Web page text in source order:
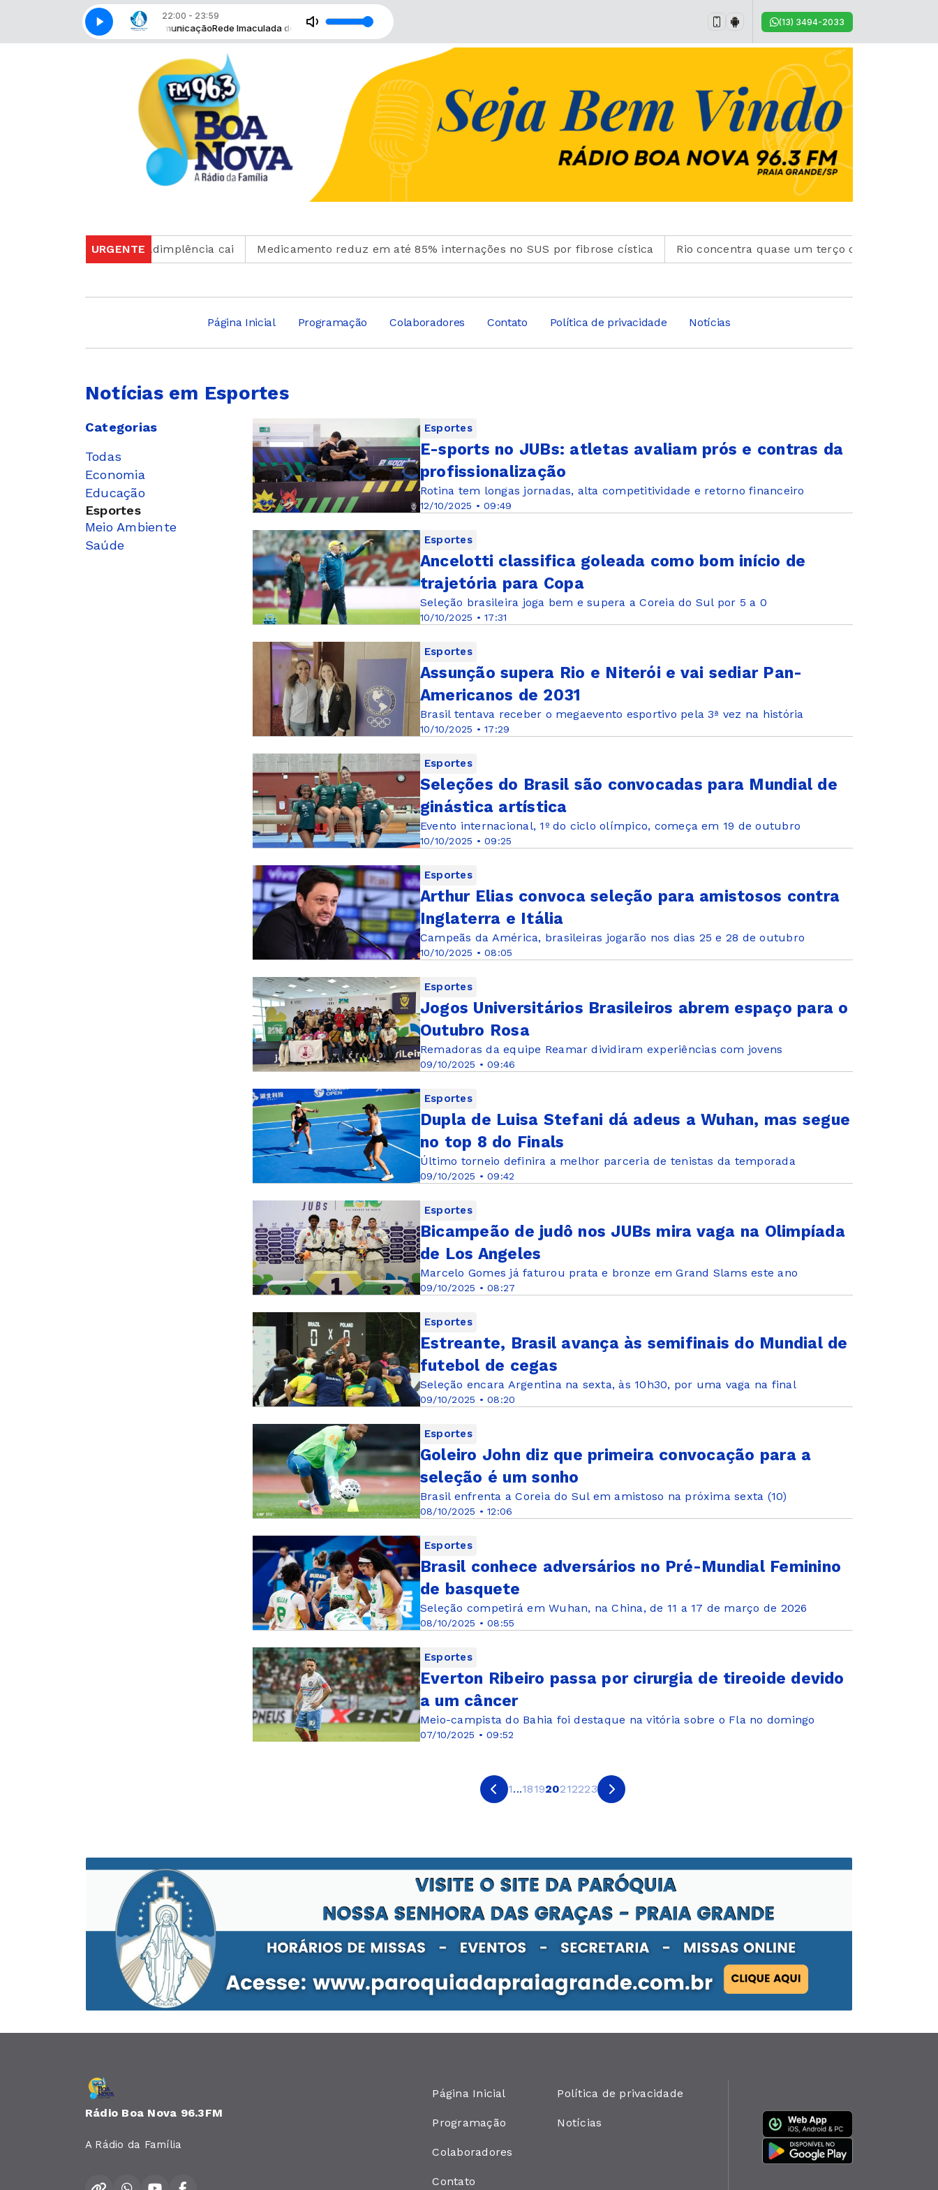
22:00 - 23:59
Rede Imaculada de Comunicação Rede Imaculada de Comunicação - Retransmissão com Rede Imaculada de Comunicação
(13) 3494-2033
URGENTE
para 82%, mas inadimplência cai Medicamento reduz em até 85% internações no SUS por fibrose cística Rio concentra quase um terço de casos de exercício
Página Inicial Programação Colaboradores Contato Política de privacidade Notícias
Notícias em Esportes
Categorias
Todas
Economia
Educação
Esportes
Meio Ambiente
Saúde
Esportes
12/10/2025 • 09:49
E-sports no JUBs: atletas avaliam prós e contras da
profissionalização
Rotina tem longas jornadas, alta competitividade e retorno financeiro
Esportes
10/10/2025 • 17:31
Ancelotti classifica goleada como bom início de
trajetória para Copa
Seleção brasileira joga bem e supera a Coreia do Sul por 5 a 0
Esportes
10/10/2025 • 17:29
Assunção supera Rio e Niterói e vai sediar Pan-
Americanos de 2031
Brasil tentava receber o megaevento esportivo pela 3ª vez na história
Esportes
10/10/2025 • 09:25
Seleções do Brasil são convocadas para Mundial de
ginástica artística
Evento internacional, 1º do ciclo olímpico, começa em 19 de outubro
Esportes
10/10/2025 • 08:05
Arthur Elias convoca seleção para amistosos contra
Inglaterra e Itália
Campeãs da América, brasileiras jogarão nos dias 25 e 28 de outubro
Esportes
09/10/2025 • 09:46
Jogos Universitários Brasileiros abrem espaço para o
Outubro Rosa
Remadoras da equipe Reamar dividiram experiências com jovens
Esportes
09/10/2025 • 09:42
Dupla de Luisa Stefani dá adeus a Wuhan, mas segue
no top 8 do Finals
Último torneio definira a melhor parceria de tenistas da temporada
Esportes
09/10/2025 • 08:27
Bicampeão de judô nos JUBs mira vaga na Olimpíada
de Los Angeles
Marcelo Gomes já faturou prata e bronze em Grand Slams este ano
Esportes
09/10/2025 • 08:20
Estreante, Brasil avança às semifinais do Mundial de
futebol de cegas
Seleção encara Argentina na sexta, às 10h30, por uma vaga na final
Esportes
08/10/2025 • 12:06
Goleiro John diz que primeira convocação para a
seleção é um sonho
Brasil enfrenta a Coreia do Sul em amistoso na próxima sexta (10)
Esportes
08/10/2025 • 08:55
Brasil conhece adversários no Pré-Mundial Feminino
de basquete
Seleção competirá em Wuhan, na China, de 11 a 17 de março de 2026
Esportes
07/10/2025 • 09:52
Everton Ribeiro passa por cirurgia de tireoide devido
a um câncer
Meio-campista do Bahia foi destaque na vitória sobre o Fla no domingo
1...181920212223
Rádio Boa Nova 96.3FM
A Rádio da Família
Página Inicial
Programação
Colaboradores
Contato
Política de privacidade
Notícias